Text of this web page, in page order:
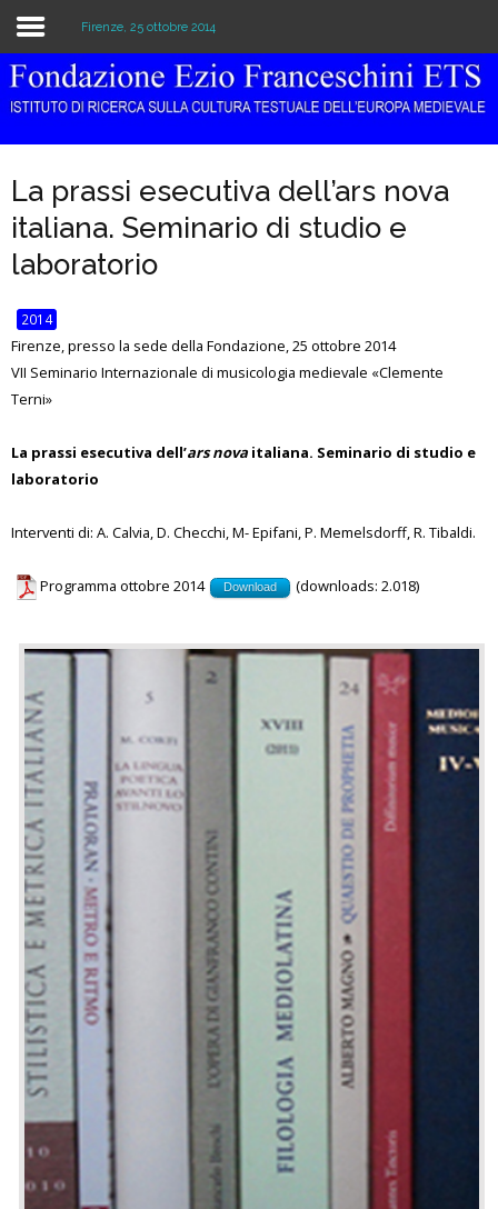
Home
Biblioteca e Archivio
Ricerca
Formazione
Eventi
Firenze, 25 ottobre 2014
La prassi esecutiva dell’ars nova
italiana. Seminario di studio e
laboratorio
2014
Firenze, presso la sede della Fondazione, 25 ottobre 2014
VII Seminario Internazionale di musicologia medievale «Clemente
Terni»
La prassi esecutiva dell’ars nova italiana. Seminario di studio e
laboratorio
Interventi di: A. Calvia, D. Checchi, M- Epifani, P. Memelsdorff, R. Tibaldi.
Programma ottobre 2014 Download (downloads: 2.018)